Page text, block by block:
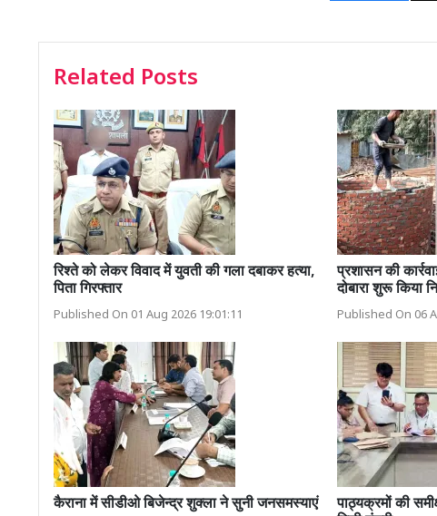
Related Posts
रिश्ते को लेकर विवाद में युवती की गला दबाकर हत्या,
पिता गिरफ्तार
Published On 01 Aug 2026 19:01:11
प्रशासन की
दोबारा शुरू किया
Published On 06
कैराना में सीडीओ बिजेन्द्र शुक्ला ने सुनी जनसमस्याएं
पाठ्यक्रमों की